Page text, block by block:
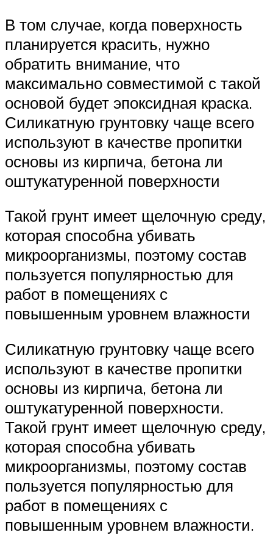
В том случае, когда поверхность
планируется красить, нужно
обратить внимание, что
максимально совместимой с такой
основой будет эпоксидная краска.
Силикатную грунтовку чаще всего
используют в качестве пропитки
основы из кирпича, бетона ли
оштукатуренной поверхности
Такой грунт имеет щелочную среду,
которая способна убивать
микроорганизмы, поэтому состав
пользуется популярностью для
работ в помещениях с
повышенным уровнем влажности
Силикатную грунтовку чаще всего
используют в качестве пропитки
основы из кирпича, бетона ли
оштукатуренной поверхности.
Такой грунт имеет щелочную среду,
которая способна убивать
микроорганизмы, поэтому состав
пользуется популярностью для
работ в помещениях с
повышенным уровнем влажности.